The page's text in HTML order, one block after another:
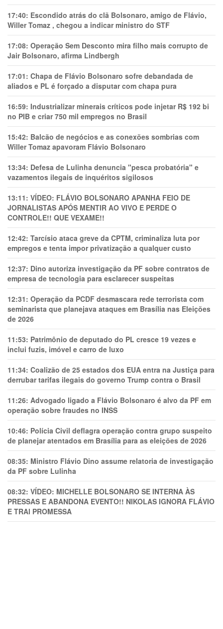
17:40: Escondido atrás do clã Bolsonaro, amigo de Flávio,
Willer Tomaz , chegou a indicar ministro do STF
17:08: Operação Sem Desconto mira filho mais corrupto de
Jair Bolsonaro, afirma Lindbergh
17:01: Chapa de Flávio Bolsonaro sofre debandada de
aliados e PL é forçado a disputar com chapa pura
16:59: Industrializar minerais críticos pode injetar R$ 192 bi
no PIB e criar 750 mil empregos no Brasil
15:42: Balcão de negócios e as conexões sombrias com
Willer Tomaz apavoram Flávio Bolsonaro
13:34: Defesa de Lulinha denuncia "pesca probatória" e
vazamentos ilegais de inquéritos sigilosos
13:11: VÍDEO: FLÁVIO BOLSONARO APANHA FEIO DE
JORNALISTAS APÓS MENTIR AO VIVO E PERDE O
CONTROLE!! QUE VEXAME!!
12:42: Tarcísio ataca greve da CPTM, criminaliza luta por
empregos e tenta impor privatização a qualquer custo
12:37: Dino autoriza investigação da PF sobre contratos de
empresa de tecnologia para esclarecer suspeitas
12:31: Operação da PCDF desmascara rede terrorista com
seminarista que planejava ataques em Brasília nas Eleições
de 2026
11:53: Patrimônio de deputado do PL cresce 19 vezes e
inclui fuzis, imóvel e carro de luxo
11:34: Coalizão de 25 estados dos EUA entra na Justiça para
derrubar tarifas ilegais do governo Trump contra o Brasil
11:26: Advogado ligado a Flávio Bolsonaro é alvo da PF em
operação sobre fraudes no INSS
10:46: Polícia Civil deflagra operação contra grupo suspeito
de planejar atentados em Brasília para as eleições de 2026
08:35: Ministro Flávio Dino assume relatoria de investigação
da PF sobre Lulinha
08:32: VÍDEO: MICHELLE BOLSONARO SE INTERNA ÀS
PRESSAS E ABANDONA EVENTO!! NIKOLAS IGNORA FLÁVIO
E TRAl PROMESSA